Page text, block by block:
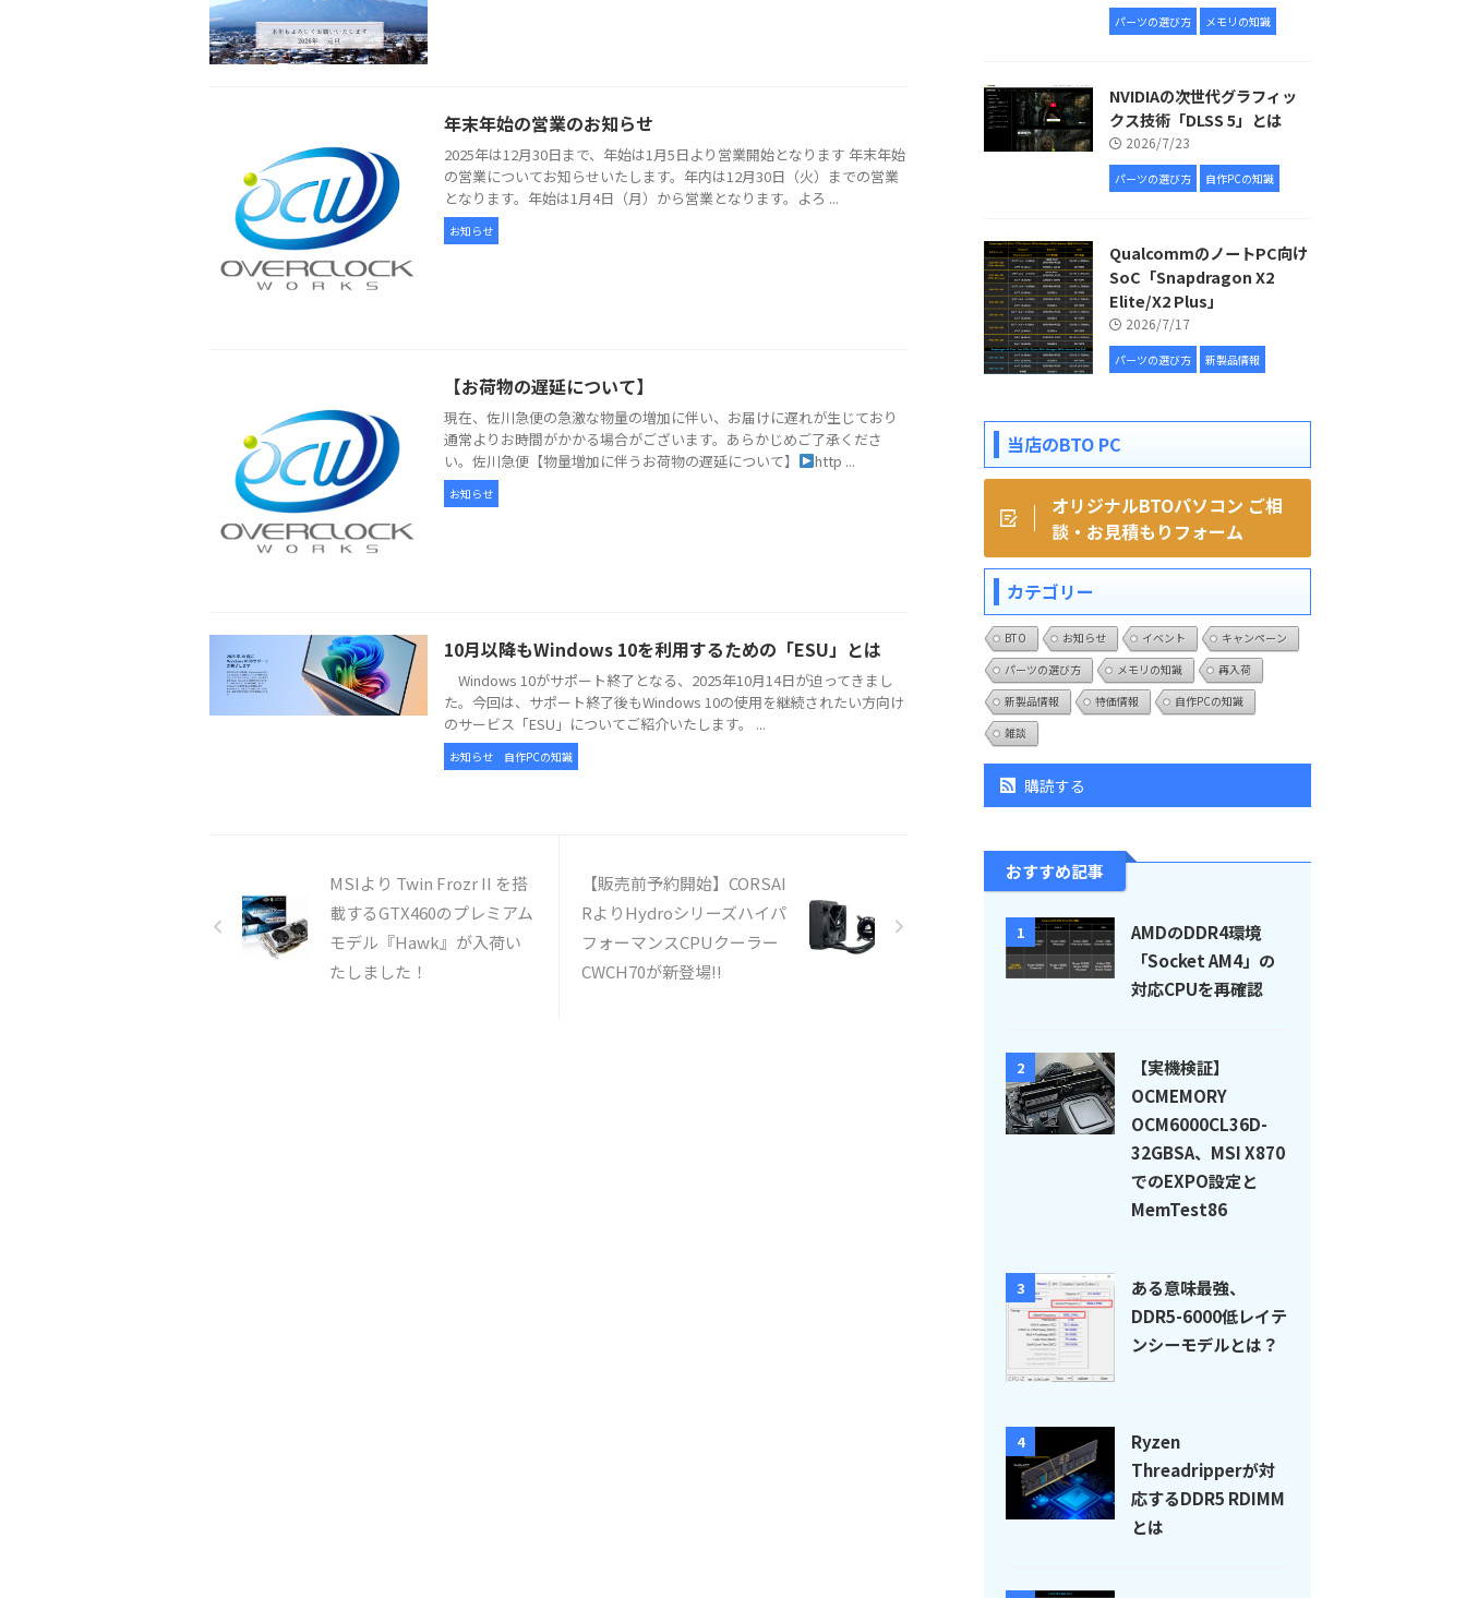
年末年始の営業のお知らせ
2025年は12月30日まで、年始は1月5日より営業開始となります 年末年始
の営業についてお知らせいたします。年内は12月30日（火）までの営業
となります。年始は1月4日（月）から営業となります。よろ ...
お知らせ
【お荷物の遅延について】
現在、佐川急便の急激な物量の増加に伴い、お届けに遅れが生じており
通常よりお時間がかかる場合がございます。あらかじめご了承くださ
い。佐川急便【物量増加に伴うお荷物の遅延について】
http ...
お知らせ
10月以降もWindows 10を利用するための「ESU」とは
Windows 10がサポート終了となる、2025年10月14日が迫ってきまし
た。今回は、サポート終了後もWindows 10の使用を継続されたい方向け
のサービス「ESU」についてご紹介いたします。 ...
お知らせ 自作PCの知識
MSIより Twin Frozr II を搭
載するGTX460のプレミアム
モデル『Hawk』が入荷い
たしました！
【販売前予約開始】CORSAI
RよりHydroシリーズハイパ
フォーマンスCPUクーラー
CWCH70が新登場!!
パーツの選び方 メモリの知識
NVIDIAの次世代グラフィッ
クス技術「DLSS 5」とは
2026/7/23
パーツの選び方 自作PCの知識
QualcommのノートPC向け
SoC「Snapdragon X2
Elite/X2 Plus」
2026/7/17
パーツの選び方 新製品情報
当店のBTO PC
オリジナルBTOパソコン ご相
談・お見積もりフォーム
カテゴリー
BTO お知らせ イベント
キャンペーン
パーツの選び方
メモリの知識
再入荷
新製品情報
特価情報
自作PCの知識
雑談
購読する
おすすめ記事
1
AMDのDDR4環境
「Socket AM4」の
対応CPUを再確認
2
【実機検証】
OCMEMORY
OCM6000CL36D-
32GBSA、MSI X870
でのEXPO設定と
MemTest86
3
ある意味最強、
DDR5-6000低レイテ
ンシーモデルとは？
4
Ryzen
Threadripperが対
応するDDR5 RDIMM
とは